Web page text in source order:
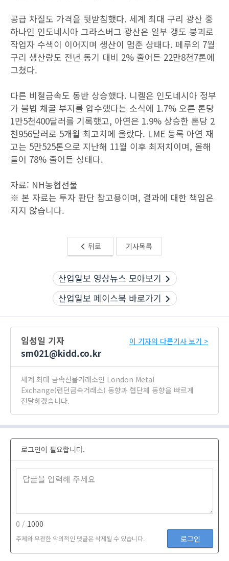
공급 차질도 가격을 뒷받침했다. 세계 최대 구리 광산 중
하나인 인도네시아 그라스버그 광산은 일부 갱도 붕괴로
작업자 수색이 이어지며 생산이 멈춘 상태다. 페루의 7월
구리 생산량도 전년 동기 대비 2% 줄어든 22만8천7톤에
그쳤다.
다른 비철금속도 동반 상승했다. 니켈은 인도네시아 정부
가 불법 채굴 부지를 압수했다는 소식에 1.7% 오른 톤당
1만5천400달러를 기록했고, 아연은 1.9% 상승한 톤당 2
천956달러로 5개월 최고치에 올랐다. LME 등록 아연 재
고는 5만525톤으로 지난해 11월 이후 최저치이며, 올해
들어 78% 줄어든 상태다.
자료: NH농협선물
※ 본 자료는 투자 판단 참고용이며, 결과에 대한 책임은
지지 않습니다.
뒤로 기사목록
산업일보 영상뉴스 모아보기
산업일보 페이스북 바로가기
임성일 기자
sm021@kidd.co.kr
이 기자의 다른기사 보기 >
세계 최대 금속선물거래소인 London Metal
Exchange(런던금속거래소) 동향과 협단체 동향을 빠르게
전달하겠습니다.
로그인이 필요합니다.
0 / 1000
주제와 무관한 악의적인 댓글은 삭제될 수 있습니다. 로그인